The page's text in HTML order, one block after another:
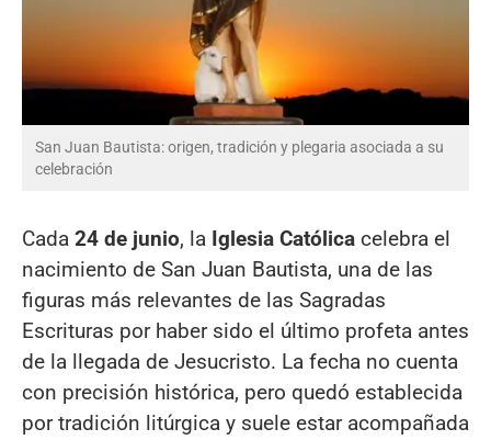
San Juan Bautista: origen, tradición y plegaria asociada a su
celebración
Cada 24 de junio, la Iglesia Católica celebra el
nacimiento de San Juan Bautista, una de las
figuras más relevantes de las Sagradas
Escrituras por haber sido el último profeta antes
de la llegada de Jesucristo. La fecha no cuenta
con precisión histórica, pero quedó establecida
por tradición litúrgica y suele estar acompañada